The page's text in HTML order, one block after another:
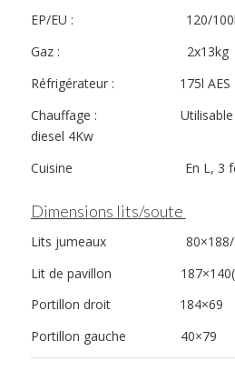
EP/EU : 120/100l
Gaz : 2x13kg
Réfrigérateur : 175l AES
Chauffage : Utilisable en
diesel 4Kw
Cuisine En L, 3
Dimensions lits/soute
Lits jumeaux 80×188/
Lit de pavillon
Portillon droit 184×69
Portillon gauche 40×79